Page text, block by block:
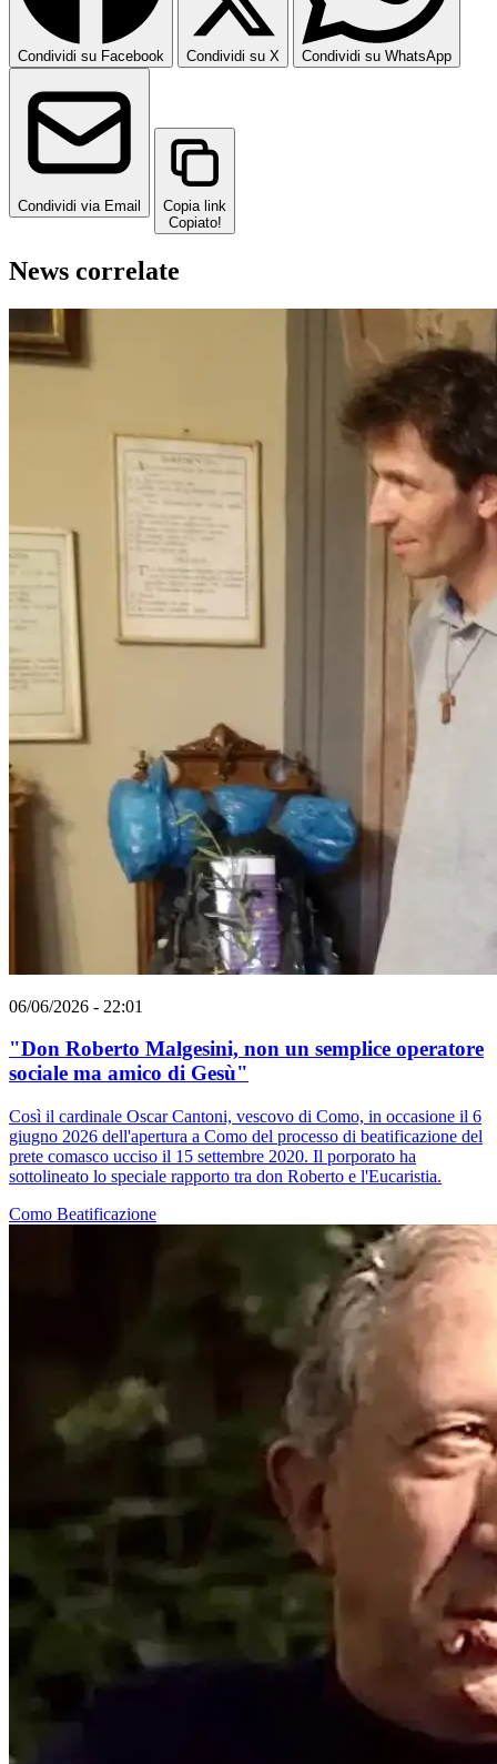
Condividi su Facebook Condividi su X Condividi su WhatsApp
Condividi via Email
Copia link
Copiato!
News correlate
06/06/2026 - 22:01
"Don Roberto Malgesini, non un semplice operatore
sociale ma amico di Gesù"
Così il cardinale Oscar Cantoni, vescovo di Como, in occasione il 6
giugno 2026 dell'apertura a Como del processo di beatificazione del
prete comasco ucciso il 15 settembre 2020. Il porporato ha
sottolineato lo speciale rapporto tra don Roberto e l'Eucaristia.
Como Beatificazione